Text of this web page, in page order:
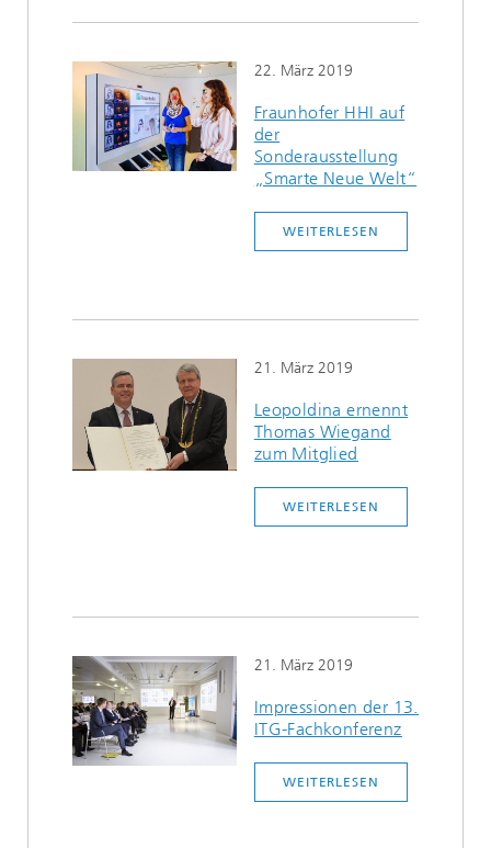
22. März 2019
Fraunhofer HHI auf
der
Sonderausstellung
„Smarte Neue Welt“
WEITERLESEN
21. März 2019
Leopoldina ernennt
Thomas Wiegand
zum Mitglied
WEITERLESEN
21. März 2019
Impressionen der 13.
ITG-Fachkonferenz
WEITERLESEN